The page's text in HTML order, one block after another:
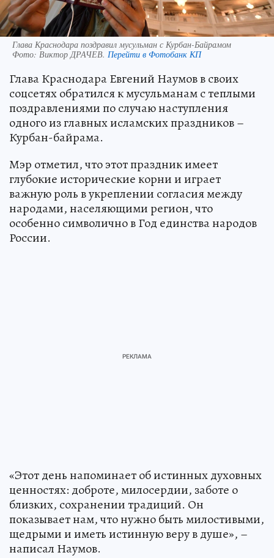
Глава Краснодара поздравил мусульман с Курбан-Байрамом
Фото: Виктор ДРАЧЕВ. Перейти в Фотобанк КП
Глава Краснодара Евгений Наумов в своих
соцсетях обратился к мусульманам с теплыми
поздравлениями по случаю наступления
одного из главных исламских праздников –
Курбан-байрама.
Мэр отметил, что этот праздник имеет
глубокие исторические корни и играет
важную роль в укреплении согласия между
народами, населяющими регион, что
особенно символично в Год единства народов
России.
«Этот день напоминает об истинных духовных
ценностях: доброте, милосердии, заботе о
близких, сохранении традиций. Он
показывает нам, что нужно быть милостивыми,
щедрыми и иметь истинную веру в душе», –
написал Наумов.